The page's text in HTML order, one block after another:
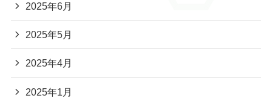
2025年6月
2025年5月
2025年4月
2025年1月